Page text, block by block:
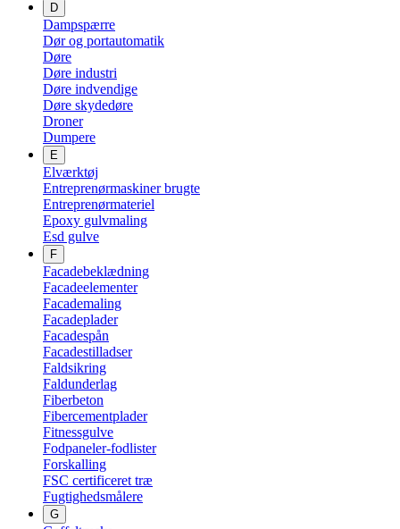
D
Dampspærre
Dør og portautomatik
Døre
Døre industri
Døre indvendige
Døre skydedøre
Droner
Dumpere
E
Elværktøj
Entreprenørmaskiner brugte
Entreprenørmateriel
Epoxy gulvmaling
Esd gulve
F
Facadebeklædning
Facadeelementer
Facademaling
Facadeplader
Facadespån
Facadestilladser
Faldsikring
Faldunderlag
Fiberbeton
Fibercementplader
Fitnessgulve
Fodpaneler-fodlister
Forskalling
FSC certificeret træ
Fugtighedsmålere
G